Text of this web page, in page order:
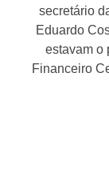
secretário
Eduardo
estavam o
Financeiro